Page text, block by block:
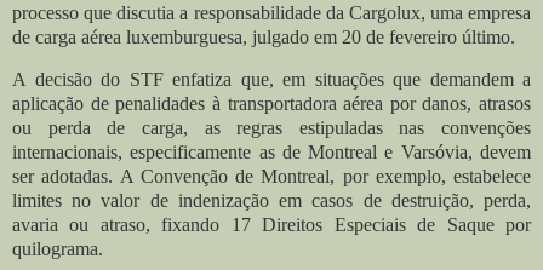
processo que discutia a responsabilidade da Cargolux, uma empresa
de carga aérea luxemburguesa, julgado em 20 de fevereiro último.
A decisão do STF enfatiza que, em situações que demandem a
aplicação de penalidades à transportadora aérea por danos, atrasos
ou perda de carga, as regras estipuladas nas convenções
internacionais, especificamente as de Montreal e Varsóvia, devem
ser adotadas. A Convenção de Montreal, por exemplo, estabelece
limites no valor de indenização em casos de destruição, perda,
avaria ou atraso, fixando 17 Direitos Especiais de Saque por
quilograma.